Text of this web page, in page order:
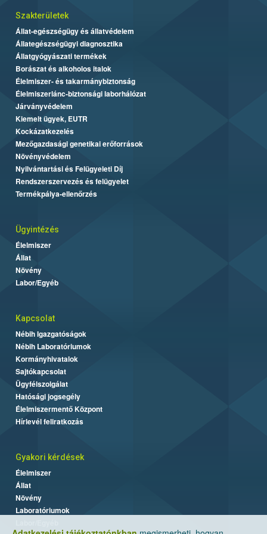
Szakterületek
Állat-egészségügy és állatvédelem
Állategészségügyi diagnosztika
Állatgyógyászati termékek
Borászat és alkoholos italok
Élelmiszer- és takarmánybiztonság
Élelmiszerlánc-biztonsági laborhálózat
Járványvédelem
Kiemelt ügyek, EUTR
Kockázatkezelés
Mezőgazdasági genetikai erőforrások
Növényvédelem
Nyilvántartási és Felügyeleti Díj
Rendszerszervezés és felügyelet
Termékpálya-ellenőrzés
Ügyintézés
Élelmiszer
Állat
Növény
Labor/Egyéb
Kapcsolat
Nébih Igazgatóságok
Nébih Laboratóriumok
Kormányhivatalok
Sajtókapcsolat
Ügyfélszolgálat
Hatósági jogsegély
Élelmiszermentő Központ
Hírlevél feliratkozás
Gyakori kérdések
Élelmiszer
Állat
Növény
Laboratóriumok